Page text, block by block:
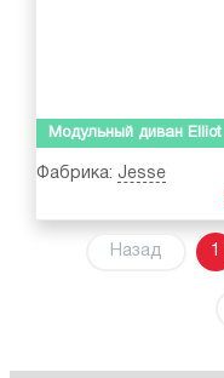
Модульный диван Elliot
Фабрика: Jesse
Назад 1